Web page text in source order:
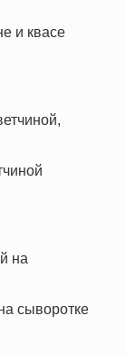
и квасе
сыворотке